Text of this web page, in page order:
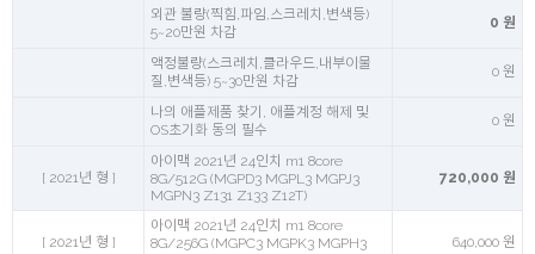
외관 불량(찍힘,파임,스크레치,변색등)
5~20만원 차감
0 원
액정불량(스크레치,클라우드,내부이물
질,변색등) 5~30만원 차감
0 원
나의 애플제품 찾기, 애플계정 해제 및
OS초기화 동의 필수
0 원
[ 2021년 형 ]
아이맥 2021년 24인치 m1 8core
8G/512G (MGPD3 MGPL3 MGPJ3
MGPN3 Z131 Z133 Z12T)
720,000 원
[ 2021년 형 ]
아이맥 2021년 24인치 m1 8core
8G/256G (MGPC3 MGPK3 MGPH3
640,000 원